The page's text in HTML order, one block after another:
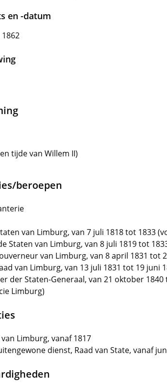
en -datum
tijde van Willem II)
beroepen
van Limburg, van 7 juli 1818 tot 1833
Staten van Limburg, van 8 juli 1819 tot
van Limburg, van 8 april 1831 tot
van Limburg, van 13 juli 1831 tot 19 juni
der Staten-Generaal, van 21 oktober
Limburg)
Limburg, vanaf 1817
dienst, Raad van State, vanaf